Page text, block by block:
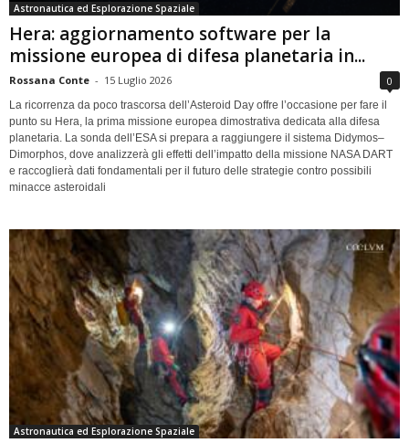
Astronautica ed Esplorazione Spaziale
Hera: aggiornamento software per la
missione europea di difesa planetaria in...
Rossana Conte - 15 Luglio 2026 0
La ricorrenza da poco trascorsa dell’Asteroid Day offre l’occasione per fare il
punto su Hera, la prima missione europea dimostrativa dedicata alla difesa
planetaria. La sonda dell’ESA si prepara a raggiungere il sistema Didymos–
Dimorphos, dove analizzerà gli effetti dell’impatto della missione NASA DART
e raccoglierà dati fondamentali per il futuro delle strategie contro possibili
minacce asteroidali
Astronautica ed Esplorazione Spaziale